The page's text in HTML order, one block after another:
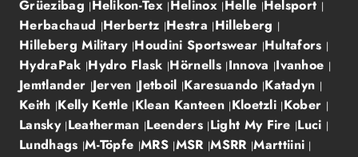
Grüezibag Helikon-Tex Helinox Helle Helsport
Herbachaud Herbertz Hestra Hilleberg
Hilleberg Military Houdini Sportswear Hultafors
HydraPak Hydro Flask Hörnells Innova Ivanhoe
Jemtlander Jerven Jetboil Karesuando Katadyn
Keith Kelly Kettle Klean Kanteen Kloetzli Kober
Lansky Leatherman Leenders Light My Fire Luci
Lundhags M-Töpfe MRS MSR MSRR Marttiini